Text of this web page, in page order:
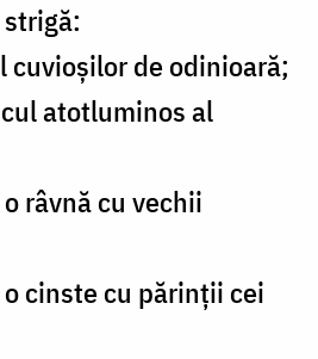
cuvioșilor de odinioară;
atotluminos al
râvnă cu vechii
cinste cu părinții cei